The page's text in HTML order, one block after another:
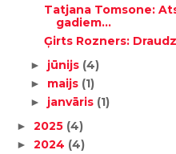
Tatjana Tomsone:
gadiem...
Ģirts Rozners:
► jūnijs (4)
► maijs (1)
► janvāris (1)
► 2025 (4)
► 2024 (4)